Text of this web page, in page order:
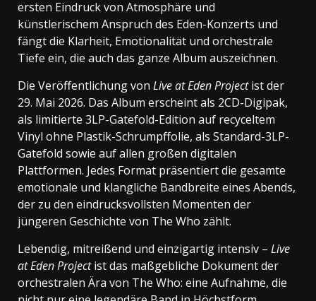
ersten Eindruck von Atmosphäre und
künstlerischem Anspruch des Eden-Konzerts und
fängt die Klarheit, Emotionalität und orchestrale
Tiefe ein, die auch das ganze Album auszeichnen.
Die Veröffentlichung von Live at Eden Projectist der
29. Mai 2026. Das Album erscheint als 2CD-Digipak,
als limitierte 3LP-Gatefold-Edition auf recyceltem
Vinyl ohne Plastik-Schrumpffolie, als Standard-3LP-
Gatefold sowie auf allen großen digitalen
Plattformen. Jedes Format präsentiert die gesamte
emotionale und klangliche Bandbreite eines Abends,
der zu den eindrucksvollsten Momenten der
jüngeren Geschichte von The Who zählt.
Lebendig, mitreißend und einzigartig intensiv – Live
at Eden Projectist das maßgebliche Dokument der
orchestralen Ära von The Who: eine Aufnahme, die